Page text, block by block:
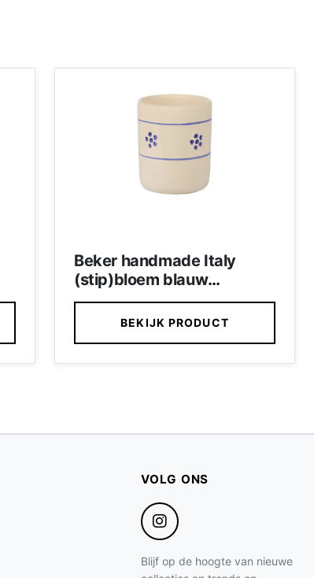
Beker handmade Italy
(stip)bloem blauw
traditioneel servies Puglia
BEKIJK PRODUCT
VOLG ONS
Blijf op de hoogte van nieuwe